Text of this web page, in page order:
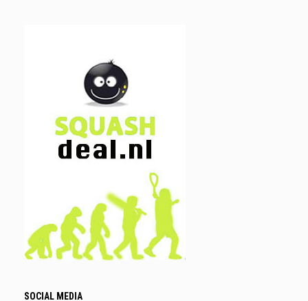
SOCIAL MEDIA